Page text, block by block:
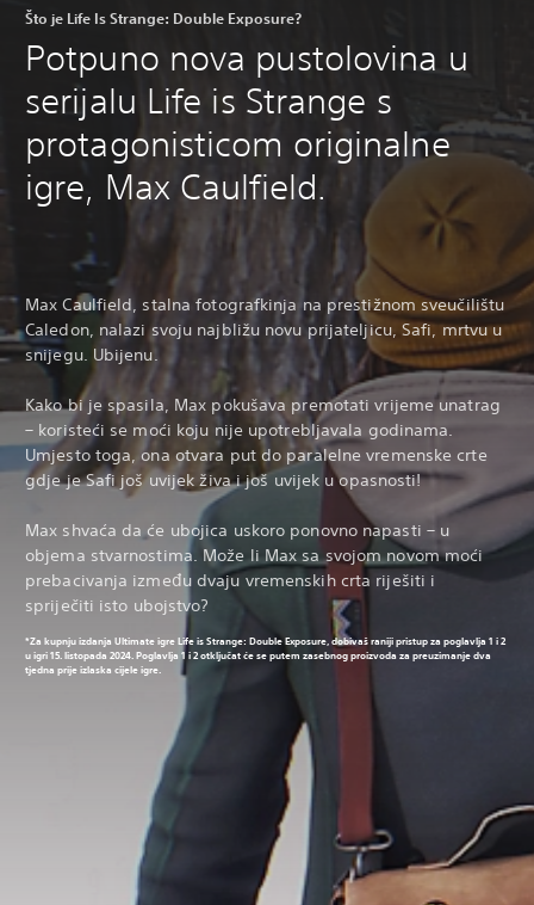
Što je Life Is Strange: Double Exposure?
Potpuno nova pustolovina u
serijalu Life is Strange s
protagonisticom originalne
igre, Max Caulfield.
Max Caulfield, stalna fotografkinja na prestižnom sveučilištu
Caledon, nalazi svoju najbližu novu prijateljicu, Safi, mrtvu u
snijegu. Ubijenu.
Kako bi je spasila, Max pokušava premotati vrijeme unatrag
– koristeći se moći koju nije upotrebljavala godinama.
Umjesto toga, ona otvara put do paralelne vremenske crte
gdje je Safi još uvijek živa i još uvijek u opasnosti!
Max shvaća da će ubojica uskoro ponovno napasti – u
objema stvarnostima. Može li Max sa svojom novom moći
prebacivanja između dvaju vremenskih crta riješiti i
spriječiti isto ubojstvo?
*Za kupnju izdanja Ultimate igre Life is Strange: Double Exposure, dobivaš raniji pristup za poglavlja 1 i 2
u igri 15. listopada 2024. Poglavlja 1 i 2 otključat će se putem zasebnog proizvoda za preuzimanje dva
tjedna prije izlaska cijele igre.